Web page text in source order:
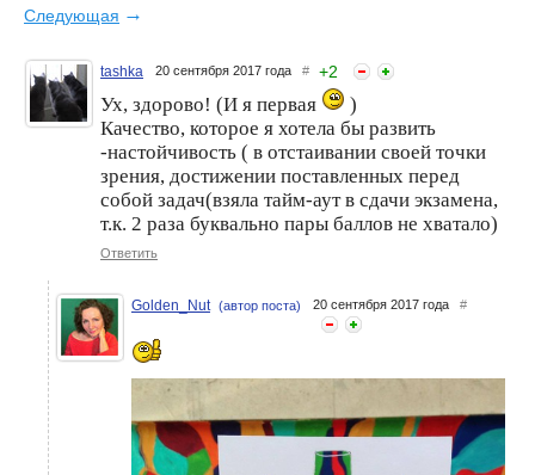
Кабинет Волшебных
Кабинет Волшебных
ноябрь. Кабинет
закрывается, осталась
одна последняя подсказка
Следующая →
tashka 20 сентября 2017 года # +2
Ух, здорово! (И я первая
)
Качество, которое я хотела бы развить
-настойчивость ( в отстаивании своей точки
зрения, достижении поставленных перед
собой задач(взяла тайм-аут в сдачи экзамена,
т.к. 2 раза буквально пары баллов не хватало)
Ответить
Golden_Nut (автор поста) 20 сентября 2017 года #